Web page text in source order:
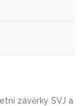
závěrky SVJ a